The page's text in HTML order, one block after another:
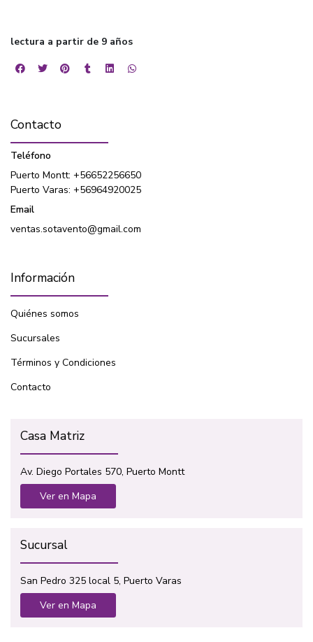
lectura a partir de 9 años
Contacto
Teléfono
Puerto Montt: +56652256650
Puerto Varas: +56964920025
Email
ventas.sotavento@gmail.com
Información
Quiénes somos
Sucursales
Términos y Condiciones
Contacto
Casa Matriz
Av. Diego Portales 570, Puerto Montt
Ver en Mapa
Sucursal
San Pedro 325 local 5, Puerto Varas
Ver en Mapa